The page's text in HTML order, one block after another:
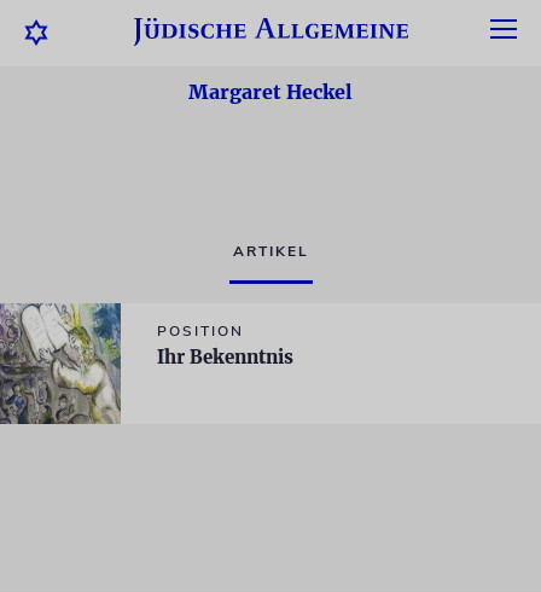
Margaret Heckel
ARTIKEL
POSITION
Ihr Bekenntnis